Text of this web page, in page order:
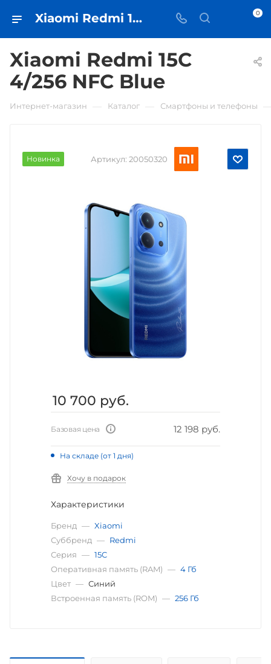
Xiaomi Redmi 15C 4/256 NFC Blue • купить в Самаре - iЧехол 0
Xiaomi Redmi 15C
4/256 NFC Blue
Интернет-магазин Каталог Смартфоны и телефоны
Новинка Артикул: 20050320
10 700 руб.
Базовая цена 12 198 руб.
На складе (от 1 дня)
Хочу в подарок
Характеристики
Бренд — Xiaomi
Суббренд — Redmi
Серия — 15C
Оперативная память (RAM) — 4 Гб
Цвет — Синий
Встроенная память (ROM) — 256 Гб